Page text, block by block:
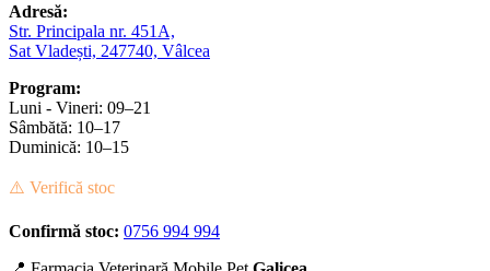
Adresă:
Str. Principala nr. 451A,
Sat Vladești, 247740, Vâlcea
Program:
Luni - Vineri: 09–21
Sâmbătă: 10–17
Duminică: 10–15
⚠️ Verifică stoc
Confirmă stoc: 0756 994 994